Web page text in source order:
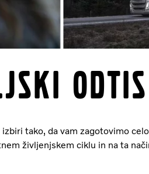
odtis
tako, da vam zagotovimo
življenjskem ciklu in na ta